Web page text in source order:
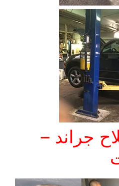
جراند –